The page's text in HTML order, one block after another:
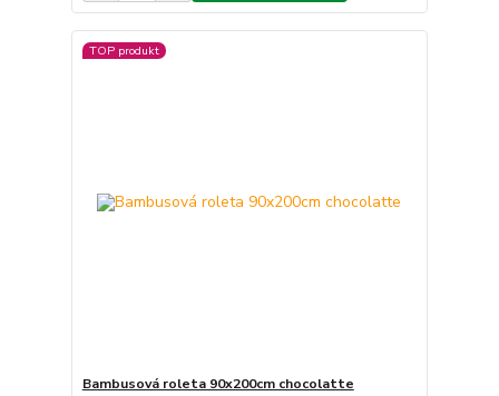
TOP produkt
Bambusová roleta 90x200cm chocolatte